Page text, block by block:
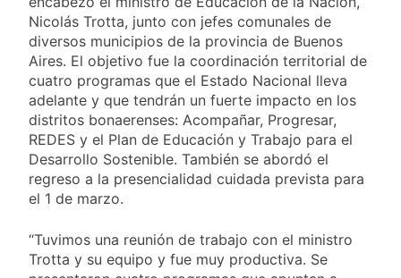
Nicolás Trotta, junto con jefes comunales de
diversos municipios de la provincia de Buenos
Aires. El objetivo fue la coordinación territorial de
cuatro programas que el Estado Nacional lleva
adelante y que tendrán un fuerte impacto en los
distritos bonaerenses: Acompañar, Progresar,
REDES y el Plan de Educación y Trabajo para el
Desarrollo Sostenible. También se abordó el
regreso a la presencialidad cuidada prevista para
el 1 de marzo.
“Tuvimos una reunión de trabajo con el ministro
Trotta y su equipo y fue muy productiva. Se